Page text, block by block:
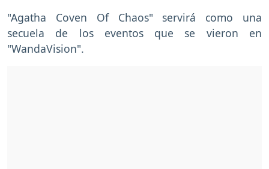
"Agatha Coven Of Chaos" servirá como una
secuela de los eventos que se vieron en
"WandaVision".